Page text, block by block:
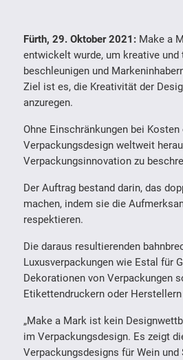
Fürth, 29. Oktober 2021: Make a
entwickelt wurde, um kreative
beschleunigen und
Ziel ist es, die Kreativität der
anzuregen.
Ohne Einschränkungen bei
Verpackungsdesign weltweit
Verpackungsinnovation zu
Der Auftrag bestand darin, das
machen, indem sie die
respektieren.
Die daraus resultierenden
Luxusverpackungen wie Estal für
Dekorationen von Verpackungen
Etikettendruckern oder
„Make a Mark ist kein
im Verpackungsdesign. Es zeigt
Verpackungsdesigns für Wein